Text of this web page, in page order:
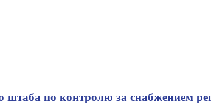
штаба по контролю за снабжением